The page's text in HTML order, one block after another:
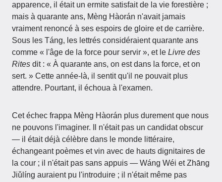
apparence, il était un ermite satisfait de la vie forestière ;
mais à quarante ans, Mèng Hàorán n'avait jamais
vraiment renoncé à ses espoirs de gloire et de carrière.
Sous les Táng, les lettrés considéraient quarante ans
comme « l'âge de la force pour servir », et le Livre des
Rites dit : « À quarante ans, on est dans la force, et on
sert. » Cette année-là, il sentit qu'il ne pouvait plus
attendre. Pourtant, il échoua à l'examen.
Cet échec frappa Mèng Hàorán plus durement que nous
ne pouvons l'imaginer. Il n'était pas un candidat obscur
— il était déjà célèbre dans le monde littéraire,
échangeant poèmes et vin avec de hauts dignitaires de
la cour ; il n'était pas sans appuis — Wáng Wéi et Zhāng
Jiǔlíng auraient pu l'introduire ; il n'était même pas